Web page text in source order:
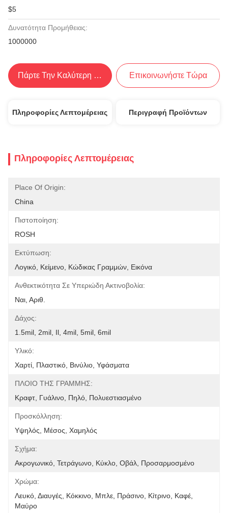
$5
Δυνατότητα Προμήθειας:
1000000
Πάρτε Την Καλύτερη Τιμή Επικοινωνήστε Τώρα
Πληροφορίες Λεπτομέρειας Περιγραφή Προϊόντων
Πληροφορίες Λεπτομέρειας
Place Of Origin:
China
Πιστοποίηση:
ROSH
Εκτύπωση:
Λογικό, Κείμενο, Κώδικας Γραμμών, Εικόνα
Ανθεκτικότητα Σε Υπεριώδη Ακτινοβολία:
Ναι, Αριθ.
Δάχος:
1.5mil, 2mil, Il, 4mil, 5mil, 6mil
Υλικό:
Χαρτί, Πλαστικό, Βινύλιο, Υφάσματα
ΠΛΟΙΟ ΤΗΣ ΓΡΑΜΜΗΣ:
Κραφτ, Γυάλινο, Πηλό, Πολυεστιασμένο
Προσκόλληση:
Υψηλός, Μέσος, Χαμηλός
Σχήμα:
Ακρογωνικό, Τετράγωνο, Κύκλο, Οβάλ, Προσαρμοσμένο
Χρώμα:
Λευκό, Διαυγές, Κόκκινο, Μπλε, Πράσινο, Κίτρινο, Καφέ,
Μαύρο